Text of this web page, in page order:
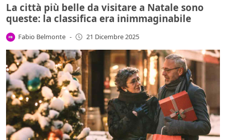
La città più belle da visitare a Natale sono
queste: la classifica era inimmaginabile
Fabio Belmonte - 21 Dicembre 2025